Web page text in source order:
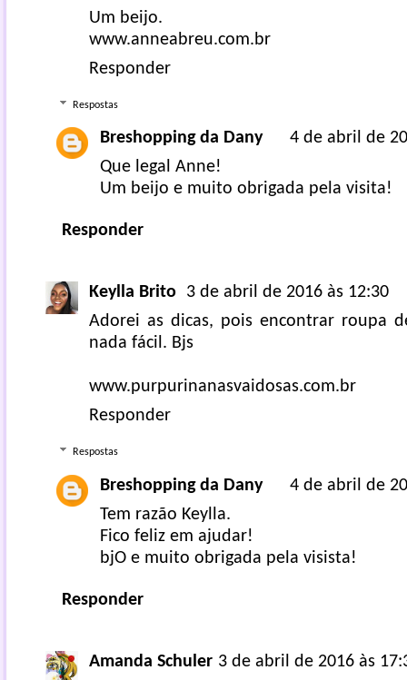
Um beijo.
www.anneabreu.com.br
Responder
Respostas
Breshopping da Dany
4 de abril de
Que legal Anne!
Um beijo e muito obrigada pela visita!
Responder
Keylla Brito 3 de abril de 2016 às 12:30
Adorei as dicas, pois encontrar roupa
nada fácil. Bjs
www.purpurinanasvaidosas.com.br
Responder
Respostas
Breshopping da Dany
4 de abril de
Tem razão Keylla.
Fico feliz em ajudar!
bjO e muito obrigada pela visista!
Responder
Amanda Schuler 3 de abril de 2016 às